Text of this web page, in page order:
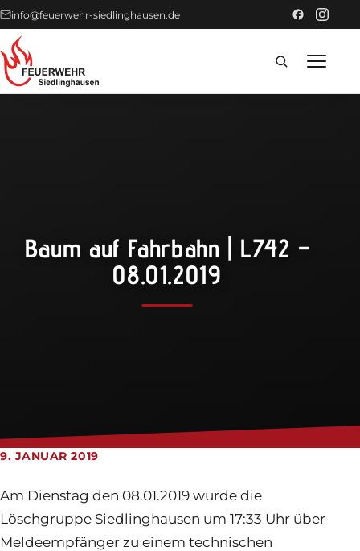
info@feuerwehr-siedlinghausen.de
News
Login
Baum auf Fahrbahn | L742 –
08.01.2019
9. JANUAR 2019
Am Dienstag den 08.01.2019 wurde die
Löschgruppe Siedlinghausen um 17:33 Uhr über
Meldeempfänger zu einem technischen